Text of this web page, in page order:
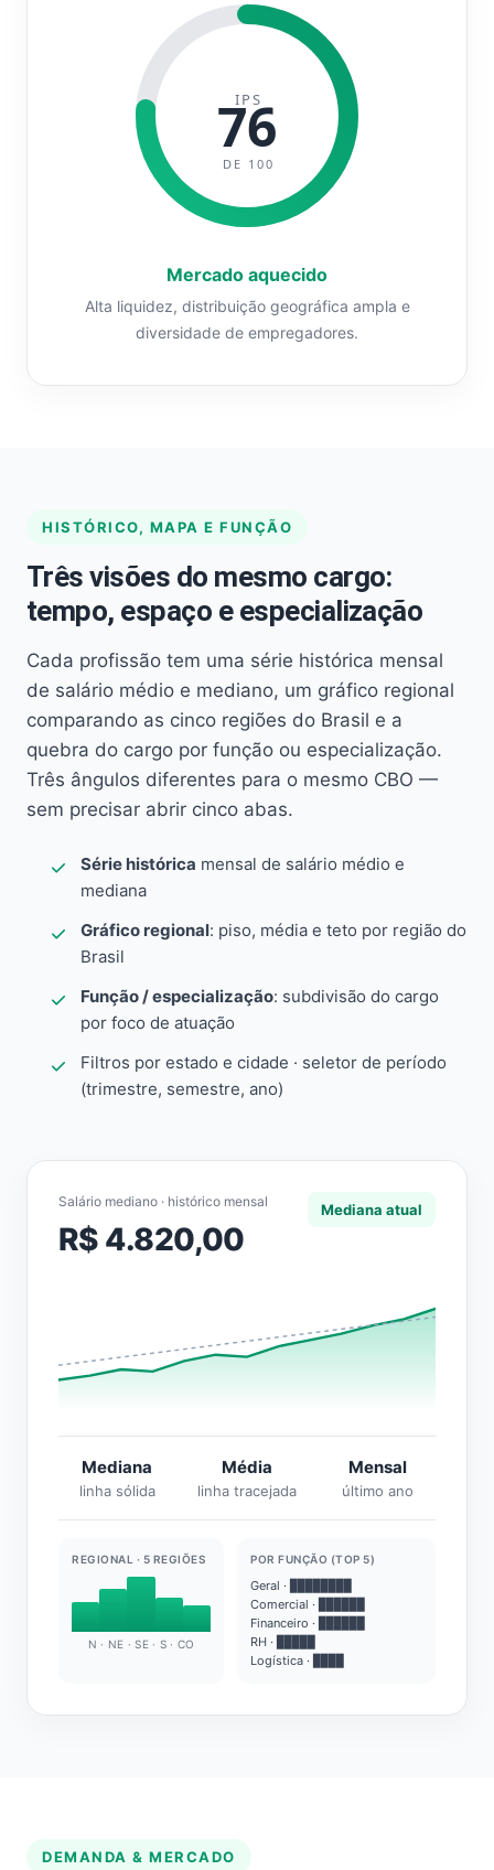
IPS
76
DE 100
Mercado aquecido
Alta liquidez, distribuição geográfica ampla e
diversidade de empregadores.
HISTÓRICO, MAPA E FUNÇÃO
Três visões do mesmo cargo:
tempo, espaço e especialização
Cada profissão tem uma série histórica mensal
de salário médio e mediano, um gráfico regional
comparando as cinco regiões do Brasil e a
quebra do cargo por função ou especialização.
Três ângulos diferentes para o mesmo CBO —
sem precisar abrir cinco abas.
Série histórica mensal de salário médio e
mediana
Gráfico regional: piso, média e teto por região do
Brasil
Função / especialização: subdivisão do cargo
por foco de atuação
Filtros por estado e cidade · seletor de período
(trimestre, semestre, ano)
Salário mediano · histórico mensal
R$ 4.820,00
Mediana atual
Mediana
linha sólida
Média
linha tracejada
Mensal
último ano
REGIONAL · 5 REGIÕES
N · NE · SE · S · CO
POR FUNÇÃO (TOP 5)
Geral · ████████
Comercial · ██████
Financeiro · ██████
RH · █████
Logística · ████
DEMANDA & MERCADO